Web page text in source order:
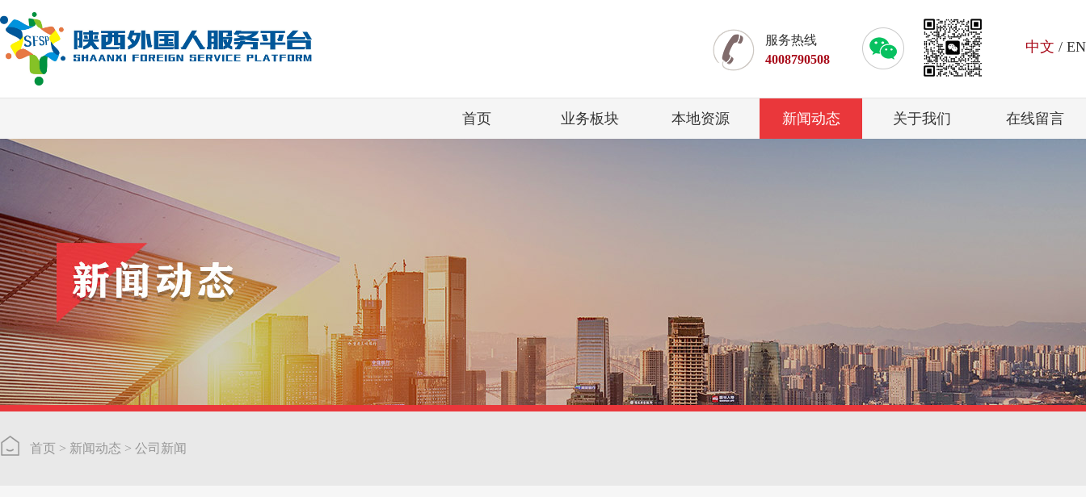
中文 / EN
服务热线
4008790508
首页 业务板块 本地资源 新闻动态 关于我们 在线留言
首页 > 新闻动态 > 公司新闻